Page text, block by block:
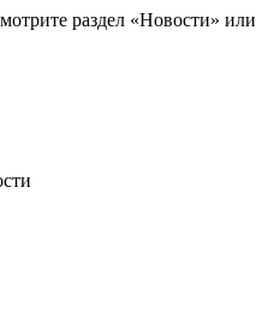
раздел «Новости» или